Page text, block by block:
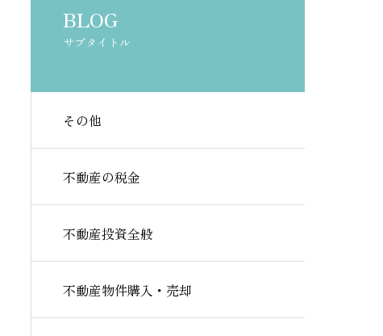
戸建て投資の収支シミュレー
トの使い方と入力項目を解説
不動産投資ロ
BLOG
サブタイトル
その他
不動産の税金
不動産投資全般
不動産物件購入・売却